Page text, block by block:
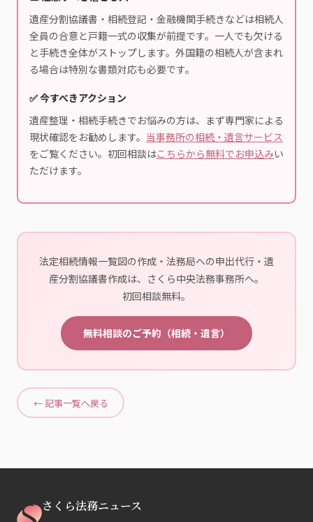
遺産分割協議書・相続登記・金融機関手続きなどは相続人
全員の合意と戸籍一式の収集が前提です。一人でも欠ける
と手続き全体がストップします。外国籍の相続人が含まれ
る場合は特別な書類対応も必要です。
✅ 今すべきアクション
遺産整理・相続手続きでお悩みの方は、まず専門家による
現状確認をお勧めします。 当事務所の相続・遺言サービス
をご覧ください。初回相談はこちらから無料でお申込みい
ただけます。
法定相続情報一覧図の作成・法務局への申出代行・遺
産分割協議書作成は、さくら中央法務事務所へ。
初回相談無料。
無料相談のご予約（相続・遺言）
← 記事一覧へ戻る
さくら法務ニュース